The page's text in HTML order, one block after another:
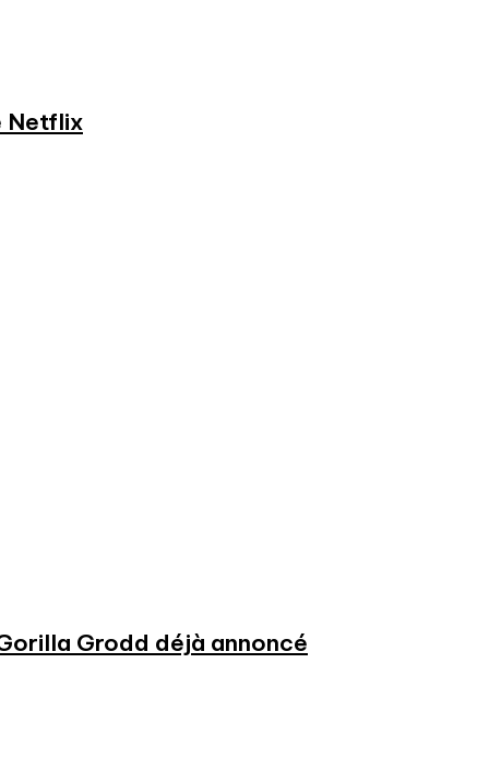
Netflix
Grodd déjà annoncé